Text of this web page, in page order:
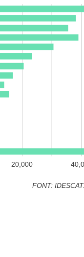
20,000
FONT: